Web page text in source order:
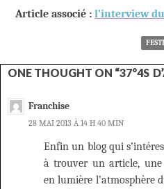
Article associé : l’interview
ONE THOUGHT ON “37°4S
Franchise
28 MAI 2013 À 14 H 40 MIN
Enfin un blog qui
à trouver un article, une
en lumière l’atmosphère